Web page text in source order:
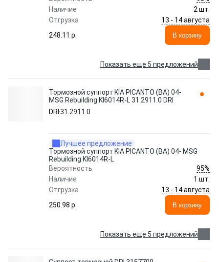
Наличие
2 шт.
Отгрузка
13 - 14 августа
248.11 p.
В корзину
Показать еще 5 предложений
Тормозной суппорт KIA PICANTO (BA) 04-
MSG Rebuilding KI6014R-L 31.2911.0 DRI
DRI 31.2911.0
Лучшее предложение
Тормозной суппорт KIA PICANTO (BA) 04- MSG
Rebuilding KI6014R-L
Вероятность
95%
Наличие
1 шт.
Отгрузка
13 - 14 августа
250.98 p.
В корзину
Показать еще 5 предложений